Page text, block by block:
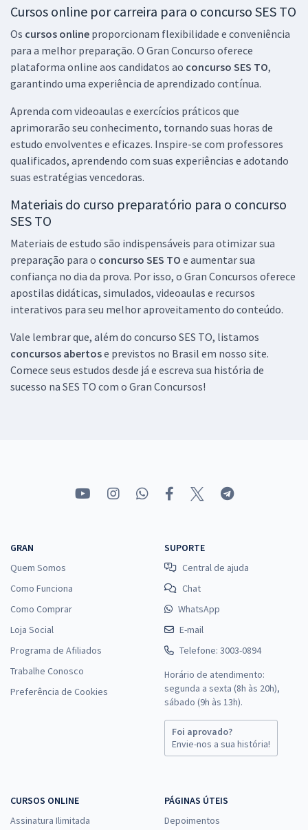
SES TO - Secretaria de Estado de Saúde do Tocantins - Técnico em
Laboratório (Pós-edital)
R$ 399,92
à vista
R$33,33
Economize R$ 99,98 (-20%)
Comprar
SES TO - Secretaria de Saúde do Estado do Tocantins - Tecnólogo
em Tecnologia da Informação (Módulo Especial) (Pós-Edital)
ou 12x de R$46,05
Economize R$ 138,16 (-20%)
Comprar
SES TO - Secretaria de Saúde do Estado do Tocantins -
Conhecimentos Específicos para o Cargo de Assistente Social (Pós-
edital)
R$20,66
Economize R$ 61,98 (-20%)
Comprar
SES TO - Secretaria de Saúde do Estado do Tocantins -
à vista
24,65
Cursos online por carreira para o concurso SES TO
Os cursos online proporcionam flexibilidade e conveniência
para a melhor preparação. O Gran Concurso oferece
plataforma online aos candidatos ao concurso SES TO,
garantindo uma experiência de aprendizado contínua.
Aprenda com videoaulas e exercícios práticos que
aprimorarão seu conhecimento, tornando suas horas de
estudo envolventes e eficazes. Inspire-se com professores
qualificados, aprendendo com suas experiências e adotando
suas estratégias vencedoras.
Materiais do curso preparatório para o concurso
SES TO
Materiais de estudo são indispensáveis para otimizar sua
preparação para o concurso SES TO e aumentar sua
confiança no dia da prova. Por isso, o Gran Concursos oferece
apostilas didáticas, simulados, videoaulas e recursos
interativos para seu melhor aproveitamento do conteúdo.
Vale lembrar que, além do concurso SES TO, listamos
concursos abertose previstos no Brasil em nosso site.
Comece seus estudos desde já e escreva sua história de
sucesso na SES TO com o Gran Concursos!
GRAN
Quem Somos
Como Funciona
Como Comprar
Loja Social
Programa de Afiliados
Trabalhe Conosco
Preferência de Cookies
SUPORTE
Central de ajuda
Chat
WhatsApp
E-mail
Telefone: 3003-0894
Horário de atendimento:
segunda a sexta (8h às 20h),
sábado (9h às 13h).
Foi aprovado?
Envie-nos a sua história!
CURSOS ONLINE
Assinatura Ilimitada
PÁGINAS ÚTEIS
Depoimentos